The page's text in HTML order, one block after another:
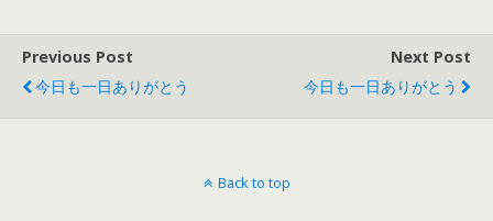
Previous Post
今日も一日ありがとう
Next Post
今日も一日ありがとう
Back to top